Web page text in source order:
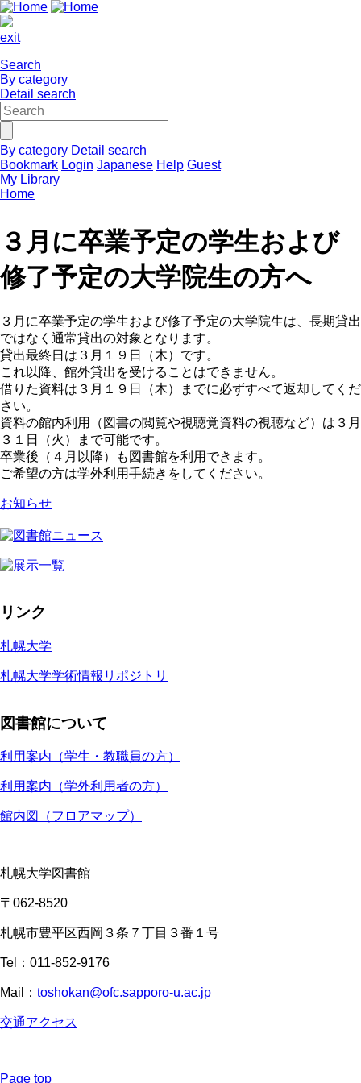
exit
Search
By category
Detail search
By category Detail search
Bookmark Login Japanese Help Guest
My Library
Home
３月に卒業予定の学生および
修了予定の大学院生の方へ
３月に卒業予定の学生および修了予定の大学院生は、長期貸出
ではなく通常貸出の対象となります。
貸出最終日は３月１９日（木）です。
これ以降、館外貸出を受けることはできません。
借りた資料は３月１９日（木）までに必ずすべて返却してくだ
さい。
資料の館内利用（図書の閲覧や視聴覚資料の視聴など）は３月
３１日（火）まで可能です。
卒業後（４月以降）も図書館を利用できます。
ご希望の方は学外利用手続きをしてください。
お知らせ
リンク
札幌大学
札幌大学学術情報リポジトリ
図書館について
利用案内（学生・教職員の方）
利用案内（学外利用者の方）
館内図（フロアマップ）
札幌大学図書館
〒062-8520
札幌市豊平区西岡３条７丁目３番１号
Tel：011-852-9176
Mail： toshokan@ofc.sapporo-u.ac.jp
交通アクセス
Page top